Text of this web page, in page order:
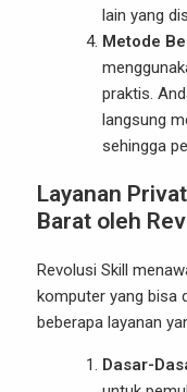
lain yang
Metode
praktis.
langsung
sehingga
Layanan
Barat oleh
Revolusi Skill
komputer yang bisa
beberapa layanan
Dasar-